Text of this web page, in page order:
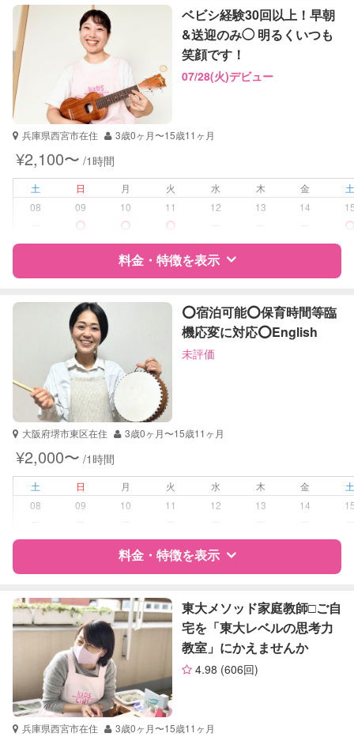
特徴 料金 レビュー
サポートの特徴
企業型割引対象(旧内閣府補助対象)
自治体届出済ベビーシッター
保育士
受験対策
学校/塾の補習・宿題
小学生
中学生
英語
ベビシ経験30回以上！早朝
&送迎のみ◯ 明るくいつも
笑顔です！
07/28(火)デビュー
兵庫県西宮市在住 3歳0ヶ月〜15歳11ヶ月
¥2,100〜 /1時間
土 日 月 火 水 木 金
08
09 10 11 12 13 14
料金・特徴を表示
特徴 料金 レビュー
サポートの特徴
資格
自治体届出済ベビーシッター
保育士
幼稚園教諭
受験対策
高校受験
大学受験
中学生
対応科目
国語
算数
英語
古文
漢文
世界史
⭕️宿泊可能⭕️保育時間等臨
機応変に対応⭕️English
未評価
大阪府堺市東区在住 3歳0ヶ月〜15歳11ヶ月
¥2,000〜 /1時間
土 日 月 火 水 木 金
08
09 10 11 12 13 14
料金・特徴を表示
特徴 料金 レビュー
サポートの特徴
資格
自治体届出済ベビーシッター
看護師
東大メソッド家庭教師□︎ご自
宅を「東大レベルの思考力
教室」にかえませんか
4.98 (606回)
兵庫県西宮市在住 3歳0ヶ月〜15歳11ヶ月